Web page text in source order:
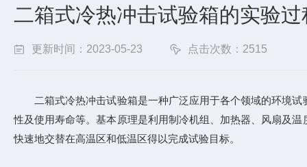
二箱式冷热冲击试验箱的实验
更新时间：2023-05-23 点击次数：2515
二箱式冷热冲击试验箱是一种广泛应用于各个领域的环境试
性及使用寿命等。基本原理是利用制冷机组、加热器、风扇及
快速地交替在高温区和低温区得以完成试验目标。